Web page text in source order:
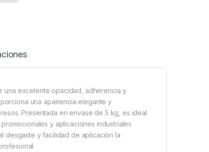
una excelente opacidad, adherencia y
una apariencia elegante y
Presentada en envase de 5 kg, es ideal
y aplicaciones industriales
desgaste y facilidad de aplicación la